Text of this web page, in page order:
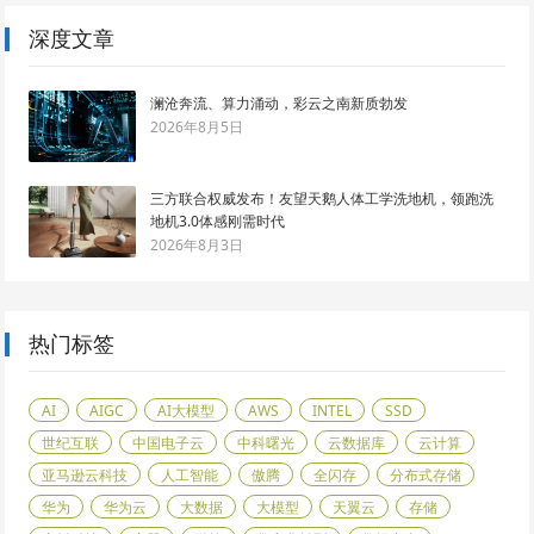
深度文章
澜沧奔流、算力涌动，彩云之南新质勃发
2026年8月5日
三方联合权威发布！友望天鹅人体工学洗地机，领跑洗
地机3.0体感刚需时代
2026年8月3日
热门标签
AI AIGC AI大模型 AWS INTEL
SSD
世纪互联
中国电子云 中科曙光 云数据库
云计算
亚马逊云科技
人工智能 傲腾 全闪存
分布式存储
华为
华为云 大数据 大模型 天翼云
存储